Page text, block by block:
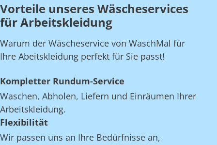
Vorteile unseres Wäscheservices
für Arbeitskleidung
Warum der Wäscheservice von WaschMal für
Ihre Abeitskleidung perfekt für Sie passt!
Kompletter Rundum-Service
Waschen, Abholen, Liefern und Einräumen Ihrer
Arbeitskleidung.
Flexibilität
Wir passen uns an Ihre Bedürfnisse an,